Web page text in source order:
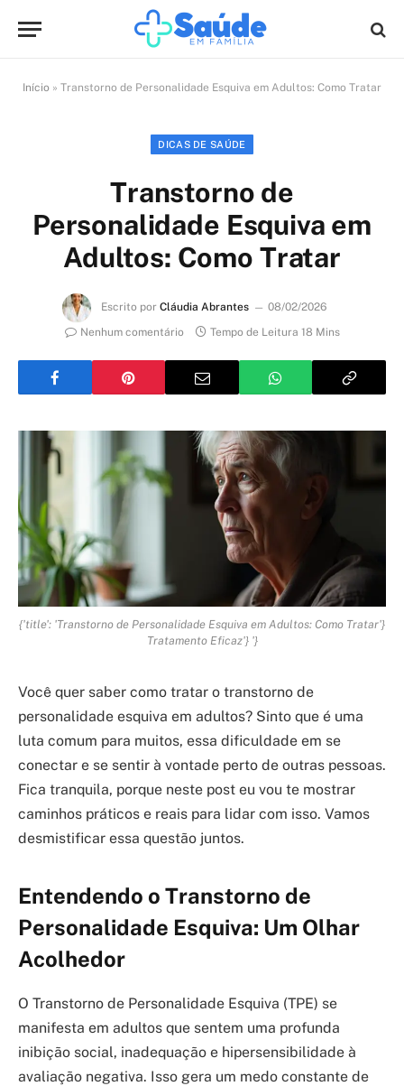
Início » Transtorno de Personalidade Esquiva em Adultos: Como Tratar
DICAS DE SAÚDE
Transtorno de
Personalidade Esquiva em
Adultos: Como Tratar
Escrito por Cláudia Abrantes
08/02/2026
Nenhum comentário
Tempo de Leitura 18 Mins
{'title': 'Transtorno de Personalidade Esquiva em Adultos: Como Tratar'}
Tratamento Eficaz'} '}
Você quer saber como tratar o transtorno de
personalidade esquiva em adultos? Sinto que é uma
luta comum para muitos, essa dificuldade em se
conectar e se sentir à vontade perto de outras pessoas.
Fica tranquila, porque neste post eu vou te mostrar
caminhos práticos e reais para lidar com isso. Vamos
desmistificar essa questão juntos.
Entendendo o Transtorno de
Personalidade Esquiva: Um Olhar
Acolhedor
O Transtorno de Personalidade Esquiva (TPE) se
manifesta em adultos que sentem uma profunda
inibição social, inadequação e hipersensibilidade à
avaliação negativa. Isso gera um medo constante de